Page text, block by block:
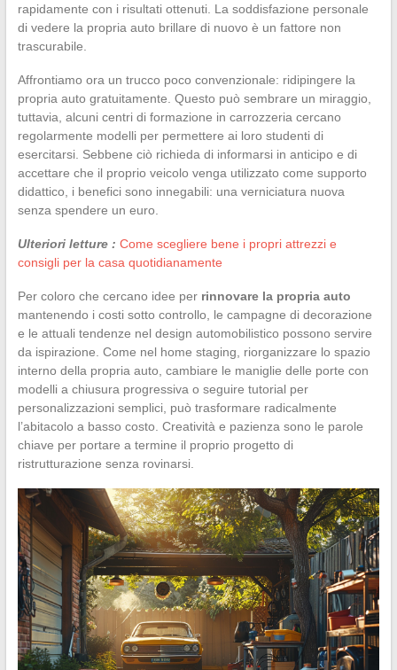
rapidamente con i risultati ottenuti. La soddisfazione personale
di vedere la propria auto brillare di nuovo è un fattore non
trascurabile.
Affrontiamo ora un trucco poco convenzionale: ridipingere la
propria auto gratuitamente. Questo può sembrare un miraggio,
tuttavia, alcuni centri di formazione in carrozzeria cercano
regolarmente modelli per permettere ai loro studenti di
esercitarsi. Sebbene ciò richieda di informarsi in anticipo e di
accettare che il proprio veicolo venga utilizzato come supporto
didattico, i benefici sono innegabili: una verniciatura nuova
senza spendere un euro.
Ulteriori letture : Come scegliere bene i propri attrezzi e
consigli per la casa quotidianamente
Per coloro che cercano idee per rinnovare la propria auto
mantenendo i costi sotto controllo, le campagne di decorazione
e le attuali tendenze nel design automobilistico possono servire
da ispirazione. Come nel home staging, riorganizzare lo spazio
interno della propria auto, cambiare le maniglie delle porte con
modelli a chiusura progressiva o seguire tutorial per
personalizzazioni semplici, può trasformare radicalmente
l’abitacolo a basso costo. Creatività e pazienza sono le parole
chiave per portare a termine il proprio progetto di
ristrutturazione senza rovinarsi.